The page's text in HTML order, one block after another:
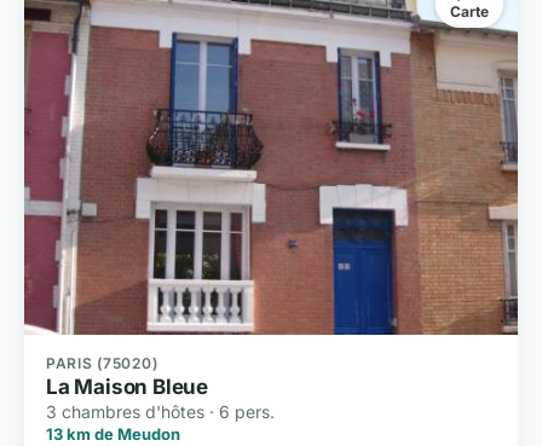
Carte
PARIS (75020)
La Maison Bleue
3 chambres d'hôtes · 6 pers.
13 km de Meudon